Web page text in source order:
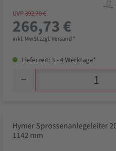
UVP392,70 €
266,73 €
inkl. MwSt zzgl. Versand *
Lieferzeit: 3 - 4 Werktage*
Hymer Sprossenanlegeleiter
1142 mm